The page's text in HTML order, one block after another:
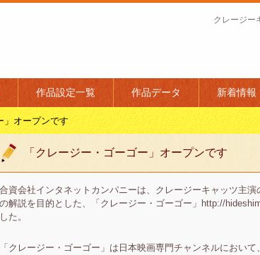
クレージー
作品設定一覧 作品データ 新着情報
」オープンです
「クレージー・ゴーゴー」オープンです
合資会社インタネットカンパニーは、クレージーキャッツ主
の解説を目的とした、「クレージー・ゴーゴー」http://
した。
「クレージー・ゴーゴー」は日本映画専門チャンネルにおい